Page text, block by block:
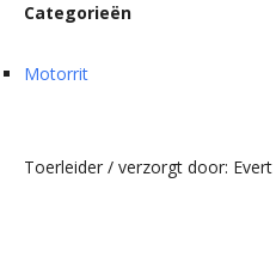
Categorieën
Motorrit
Toerleider / verzorgt door: Evert